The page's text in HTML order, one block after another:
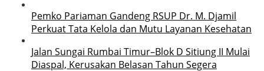
Pemko Pariaman Gandeng RSUP Dr. M. Djamil
Perkuat Tata Kelola dan Mutu Layanan Kesehatan
Jalan Sungai Rumbai Timur–Blok D Sitiung II Mulai
Diaspal, Kerusakan Belasan Tahun Segera